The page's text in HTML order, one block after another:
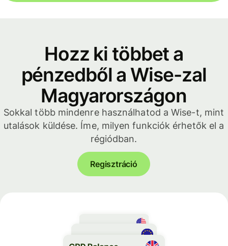
Hozz ki többet a
pénzedből a Wise-zal
Magyarországon
Sokkal több mindenre használhatod a Wise-t, mint
utalások küldése. Íme, milyen funkciók érhetők el a
régiódban.
Regisztráció